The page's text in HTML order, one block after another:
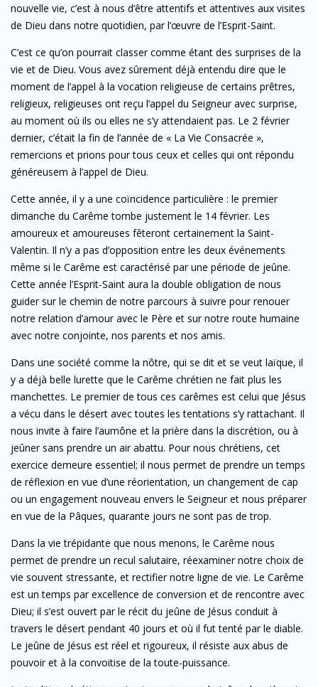
nouvelle vie, c’est à nous d’être attentifs et attentives aux visites
de Dieu dans notre quotidien, par l’œuvre de l’Esprit-Saint.
C’est ce qu’on pourrait classer comme étant des surprises de la
vie et de Dieu. Vous avez sûrement déjà entendu dire que le
moment de l’appel à la vocation religieuse de certains prêtres,
religieux, religieuses ont reçu l’appel du Seigneur avec surprise,
au moment où ils ou elles ne s’y attendaient pas. Le 2 février
dernier, c’était la fin de l’année de « La Vie Consacrée »,
remercions et prions pour tous ceux et celles qui ont répondu
généreusem à l’appel de Dieu.
Cette année, il y a une coïncidence particulière : le premier
dimanche du Carême tombe justement le 14 février. Les
amoureux et amoureuses fêteront certainement la Saint-
Valentin. Il n’y a pas d’opposition entre les deux événements
même si le Carême est caractérisé par une période de jeûne.
Cette année l’Esprit-Saint aura la double obligation de nous
guider sur le chemin de notre parcours à suivre pour renouer
notre relation d’amour avec le Père et sur notre route humaine
avec notre conjointe, nos parents et nos amis.
Dans une société comme la nôtre, qui se dit et se veut laïque, il
y a déjà belle lurette que le Carême chrétien ne fait plus les
manchettes. Le premier de tous ces carêmes est celui que Jésus
a vécu dans le désert avec toutes les tentations s’y rattachant. Il
nous invite à faire l’aumône et la prière dans la discrétion, ou à
jeûner sans prendre un air abattu. Pour nous chrétiens, cet
exercice demeure essentiel; il nous permet de prendre un temps
de réflexion en vue d’une réorientation, un changement de cap
ou un engagement nouveau envers le Seigneur et nous préparer
en vue de la Pâques, quarante jours ne sont pas de trop.
Dans la vie trépidante que nous menons, le Carême nous
permet de prendre un recul salutaire, réexaminer notre choix de
vie souvent stressante, et rectifier notre ligne de vie. Le Carême
est un temps par excellence de conversion et de rencontre avec
Dieu; il s’est ouvert par le récit du jeûne de Jésus conduit à
travers le désert pendant 40 jours et où il fut tenté par le diable.
Le jeûne de Jésus est réel et rigoureux, il résiste aux abus de
pouvoir et à la convoitise de la toute-puissance.